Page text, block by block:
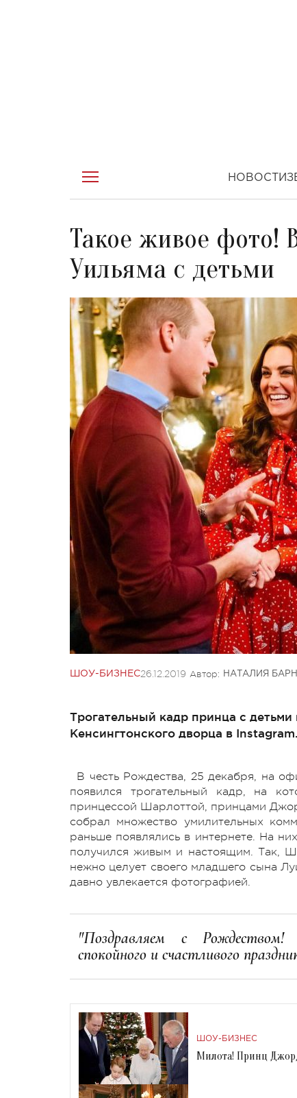
НОВОСТИ
Такое живое фото!
Уильяма с детьми
ШОУ-БИЗНЕС26.12.2019 Автор: НАТАЛИЯ
Трогательный кадр принца с
Кенсингтонского дворца в Instagram.
В честь Рождества, 25 декабря, на
появился трогательный кадр, на
принцессой Шарлоттой, принцами
собрал множество умилительных
раньше появлялись в интернете. На
получился живым и настоящим. Так,
нежно целует своего младшего сына
давно увлекается фотографией.
"Поздравляем с
спокойного и счастливого
ШОУ-БИЗНЕС
Милота! Принц